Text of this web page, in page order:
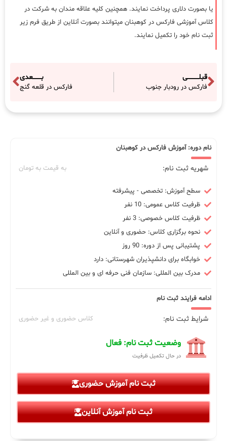
یا بصورت دلاری پرداخت نمایند. همچنین کلیه علاقه مندان به شرکت در
کلاس آموزشی فارکس در کوهبنان میتوانند بصورت آنلاین از طریق فرم زیر
ثبت نام خود را تکمیل نمایند.
قبلـــــــــــی
فارکس در رودبار جنوب
بــــــــعدی
فارکس در قلعه گنج
نام دوره: آموزش فارکس در کوهبنان
شهریه ثبت نام: به قیمت به تومان
سطح آموزش: تخصصی - پیشرفته
ظرفیت کلاس عمومی: 10 نفر
ظرفیت کلاس خصوصی: 3 نفر
نحوه برگزاری کلاس: حضوری و آنلاین
پشتیبانی پس از دوره: 90 روز
خوابگاه برای دانشپذیران شهرستانی: دارد
مدرک بین المللی: سازمان فنی حرفه ای و بین المللی
ادامه فرایند ثبت نام
شرایط ثبت نام: کلاس حضوری و غیر حضوری
وضعیت ثبت نام: فعال
در حال تکمیل ظرفیت
ثبت نام آموزش حضوری
ثبت نام آموزش آنلاین